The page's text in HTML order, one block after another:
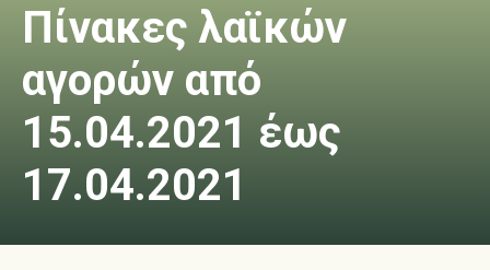
Πίνακες λαϊκών
αγορών από
15.04.2021 έως
17.04.2021